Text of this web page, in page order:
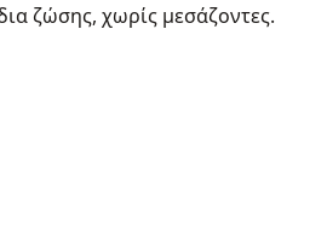
ζώσης, χωρίς μεσάζοντες.